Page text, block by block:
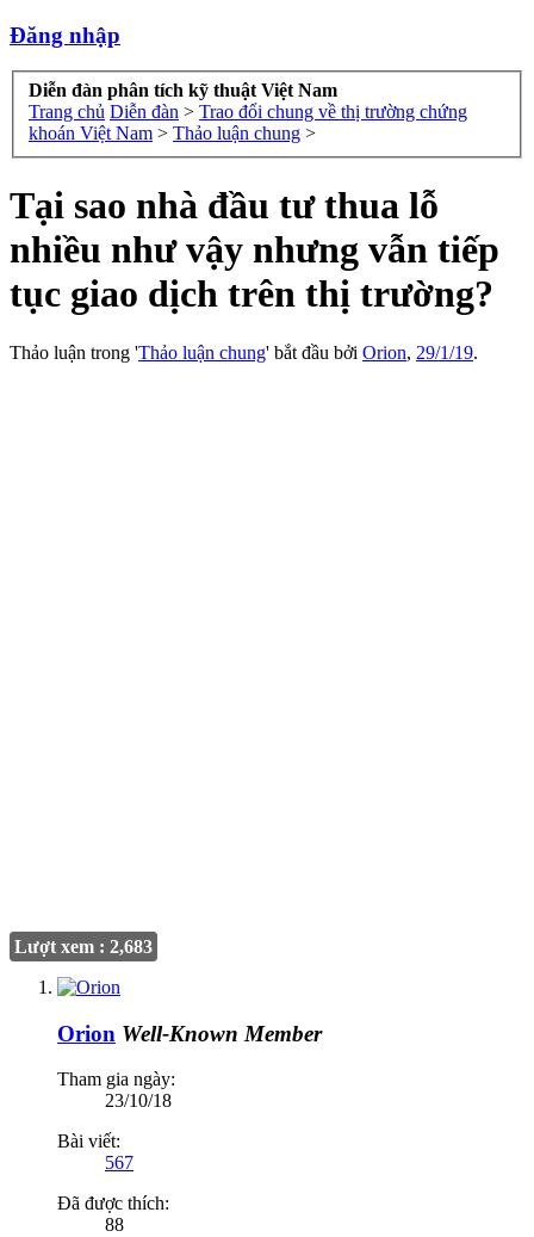
Đăng nhập
Diễn đàn phân tích kỹ thuật Việt Nam
Trang chủ Diễn đàn > Trao đổi chung về thị trường chứng
khoán Việt Nam > Thảo luận chung >
Tại sao nhà đầu tư thua lỗ
nhiều như vậy nhưng vẫn tiếp
tục giao dịch trên thị trường?
Thảo luận trong 'Thảo luận chung' bắt đầu bởi Orion, 29/1/19.
Lượt xem : 2,683
Orion Well-Known Member
Tham gia ngày:
23/10/18
Bài viết:
567
Đã được thích:
88